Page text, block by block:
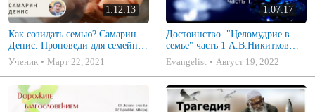
1:12:13
Как созидать семью? Самарин
Денис. Проповеди для семейных
МСЦ ЕХБ
Ученик Март 22, 2021
1:07:17
Достоинство. "Целомудрие в
семье" часть 1 А.В.Никитков
Беседа для семейных МСЦ ЕХБ
Evangelist Август 19, 2022